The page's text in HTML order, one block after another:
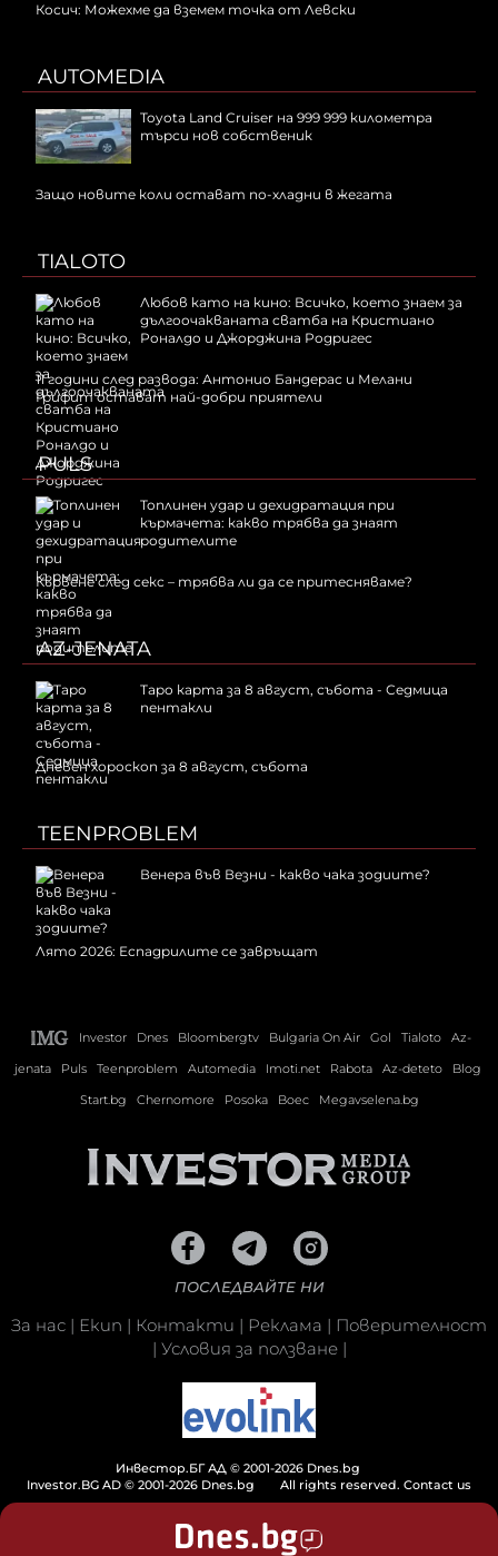
Косич: Можехме да вземем точка от Левски
AUTOMEDIA
Toyota Land Cruiser на 999 999 километра
търси нов собственик
Защо новите коли остават по-хладни в жегата
TIALOTO
Любов като на кино: Всичко, което знаем за
дългоочакваната сватба на Кристиано
Роналдо и Джорджина Родригес
11 години след развода: Антонио Бандерас и Мелани
Грифит остават най-добри приятели
PULS
Топлинен удар и дехидратация при
кърмачета: какво трябва да знаят
родителите
Кървене след секс – трябва ли да се притесняваме?
AZ-JENATA
Таро карта за 8 август, събота - Седмица
пентакли
Дневен хороскоп за 8 август, събота
TEENPROBLEM
Венера във Везни - какво чака зодиите?
Лято 2026: Еспадрилите се завръщат
Investor Dnes Bloombergtv Bulgaria On Air Gol Tialoto
Az-
jenata
Puls Teenproblem Automedia Imoti.net Rabota Az-deteto
Blog
Start.bg
Chernomore Posoka Boec Megavselena.bg
ПОСЛЕДВАЙТЕ НИ
За нас | Екип | Контакти | Реклама | Поверителност
| Условия за ползване|
Инвестор.БГ АД © 2001-2026 Dnes.bg
Investor.BG AD © 2001-2026 Dnes.bg
All rights reserved. Contact us